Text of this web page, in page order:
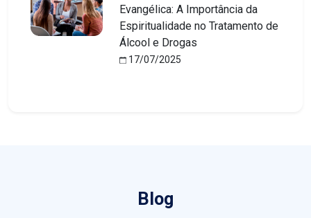
Evangélica: A Importância da
Espiritualidade no Tratamento de
Álcool e Drogas
17/07/2025
Blog